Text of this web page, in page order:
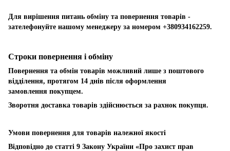
Для вирішення питань обміну та повернення товарів -
зателефонуйте нашому менеджеру за номером +380934162259.
Строки повернення і обміну
Повернення та обмін товарів можливий лише з поштового
відділення, протягом 14 днів після оформлення
замовлення покупцем.
Зворотня доставка товарів здійснюється за рахнок покупця.
Умови повернення для товарів належної якості
Відповідно до статті 9 Закону України «Про захист прав